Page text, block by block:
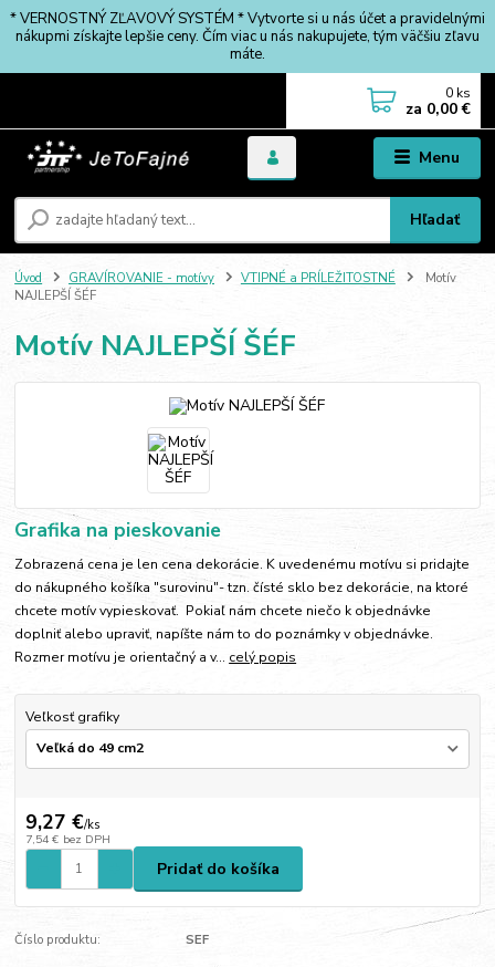
* VERNOSTNÝ ZĽAVOVÝ SYSTÉM * Vytvorte si u nás účet a pravidelnými
nákupmi získajte lepšie ceny. Čím viac u nás nakupujete, tým väčšiu zľavu
máte.
Menu
Hľadať
0 ks
za 0,00 €
Úvod GRAVÍROVANIE - motívy VTIPNÉ a PRÍLEŽITOSTNÉ
Motív
NAJLEPŠÍ ŠÉF
Motív NAJLEPŠÍ ŠÉF
Grafika na pieskovanie
Zobrazená cena je len cena dekorácie. K uvedenému motívu si pridajte
do nákupného košíka "surovinu"- tzn. čísté sklo bez dekorácie, na ktoré
chcete motív vypieskovať. Pokiaľ nám chcete niečo k objednávke
doplniť alebo upraviť, napíšte nám to do poznámky v objednávke.
Rozmer motívu je orientačný a v... celý popis
Veľkosť grafiky
9,27 €/ks
7,54 € bez DPH
Pridať do košíka
Číslo produktu: SEF